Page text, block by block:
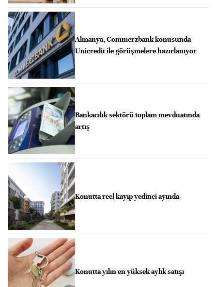
Almanya, Commerzbank konusunda
Unicredit ile görüşmelere hazırlanıyor
Bankacılık sektörü toplam mevduatında
artış
Konutta reel kayıp yedinci ayında
Konutta yılın en yüksek aylık satışı